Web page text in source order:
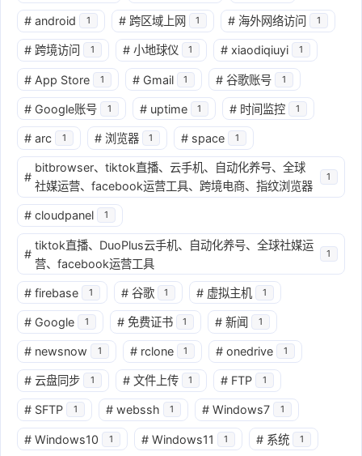
# android 1 # 跨区域上网 1 # 海外网络访问 1
# 跨境访问 1 # 小地球仪 1 # xiaodiqiuyi 1
# App Store 1 # Gmail 1 # 谷歌账号 1
# Google账号 1 # uptime 1 # 时间监控 1
# arc 1 # 浏览器 1 # space 1
#
bitbrowser、tiktok直播、云手机、自动化养号、全球
社媒运营、facebook运营工具、跨境电商、指纹浏览器
1
# cloudpanel 1
#
tiktok直播、DuoPlus云手机、自动化养号、全球社媒运
营、facebook运营工具
1
# firebase 1 # 谷歌 1 # 虚拟主机 1
# Google 1 # 免费证书 1 # 新闻 1
# newsnow 1 # rclone 1 # onedrive 1
# 云盘同步 1 # 文件上传 1 # FTP 1
# SFTP 1 # webssh 1 # Windows7 1
# Windows10 1 # Windows11 1 # 系统 1